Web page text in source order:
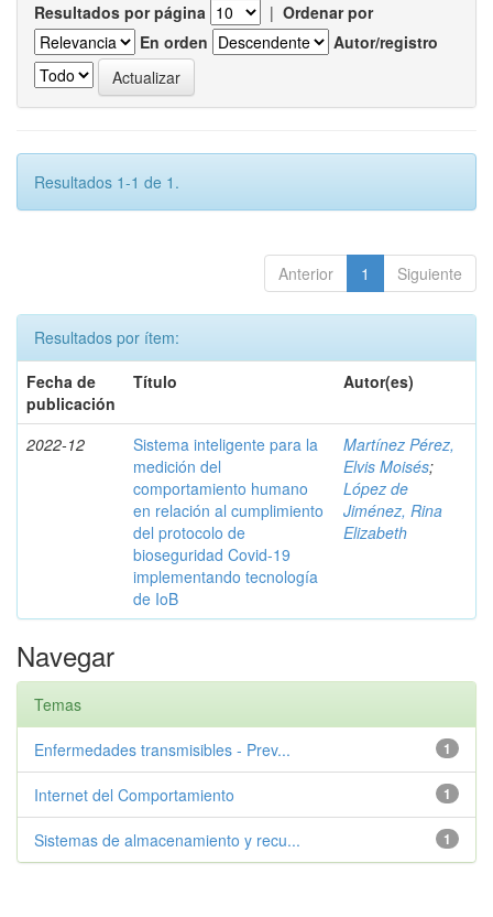
Resultados por página | Ordenar por
En orden
Autor/registro
Resultados 1-1 de 1.
Anterior 1 Siguiente
Resultados por ítem:
Fecha de
publicación
Título Autor(es)
2022-12
Sistema inteligente para la
medición del
comportamiento humano
en relación al cumplimiento
del protocolo de
bioseguridad Covid-19
implementando tecnología
de IoB
Martínez Pérez,
Elvis Moisés;
López de
Jiménez, Rina
Elizabeth
Navegar
Temas
1
Enfermedades transmisibles - Prev...
1
Internet del Comportamiento
1
Sistemas de almacenamiento y recu...